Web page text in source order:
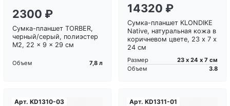
2300 ₽
Сумка-планшет TORBER,
черный/серый, полиэстер
M2, 22 x 9 x 29 см
Объем 7,8 л
14320 ₽
Сумка-планшет KLONDIKE
Native, натуральная кожа в
коричневом цвете, 23 х 7 х
24 см
Размер
23 х 24 х 7 см
Объем
3.8
Арт. KD1310-03 Арт. KD1311-01